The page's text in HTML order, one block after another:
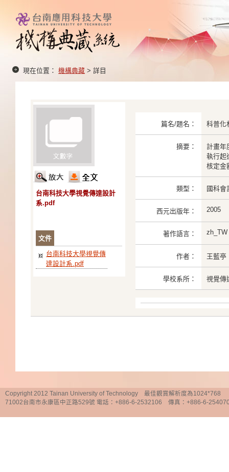
現在位置： 機構典藏 > 詳目
台南科技大學視覺傳達設計
系.pdf
文件
台南科技大學視覺傳
達設計系.pdf
篇名/題名： 科普化
摘要：
計畫年
執行起
核定金
類型： 國科會
西元出版年： 2005
著作語言： zh_TW
作者： 王藍亭
學校系所： 視覺傳
Copyright 2012 Tainan University of Technology 最佳觀賞解析度為1024*768
71002台南市永康區中正路529號 電話：+886-6-2532106 傳真：+886-6-